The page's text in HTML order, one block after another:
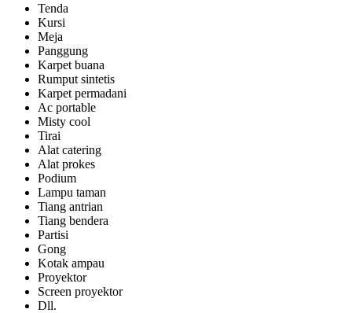
Tenda
Kursi
Meja
Panggung
Karpet buana
Rumput sintetis
Karpet permadani
Ac portable
Misty cool
Tirai
Alat catering
Alat prokes
Podium
Lampu taman
Tiang antrian
Tiang bendera
Partisi
Gong
Kotak ampau
Proyektor
Screen proyektor
Dll.